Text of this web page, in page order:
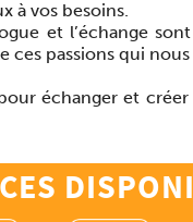
à vos besoins.
et l’échange
ces passions qui
échanger et